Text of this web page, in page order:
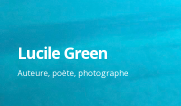
Passer
contenu
Lucile Green
Auteure, poète, photographe